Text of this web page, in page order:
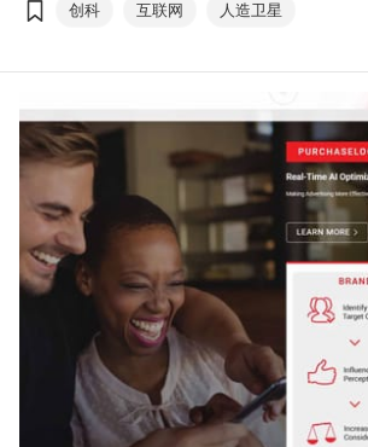
创科 互联网 人造卫星